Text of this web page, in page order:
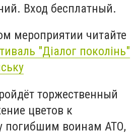
Вход бесплатный.
мероприятии читайте
"Діалог поколінь"
торжественный
цветов к
погибшим воинам АТО,